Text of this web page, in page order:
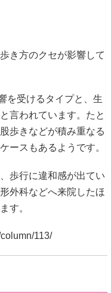
き方のクセが影響して
を受けるタイプと、生
言われています。たと
歩きなどが積み重なる
ースもあるようです。
歩行に違和感が出てい
外科などへ来院したほ
す。
113/